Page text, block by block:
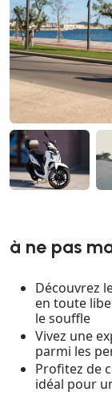
à ne pas
Découvrez
en toute
le souffle
Vivez une
parmi les
Profitez de
idéal pour